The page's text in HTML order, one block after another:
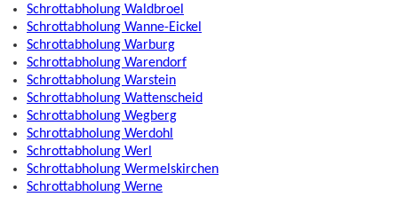
Schrottabholung Waldbroel
Schrottabholung Wanne-Eickel
Schrottabholung Warburg
Schrottabholung Warendorf
Schrottabholung Warstein
Schrottabholung Wattenscheid
Schrottabholung Wegberg
Schrottabholung Werdohl
Schrottabholung Werl
Schrottabholung Wermelskirchen
Schrottabholung Werne